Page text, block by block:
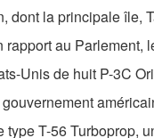
dont la principale île,
rapport au
Unis de huit P-3C
type T-56 Turboprop,